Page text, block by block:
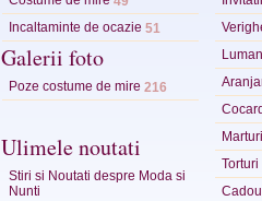
Incaltaminte de ocazie 51
Galerii foto
Poze costume de mire 216
Ulimele noutati
Stiri si Noutati despre Moda si
Nunti